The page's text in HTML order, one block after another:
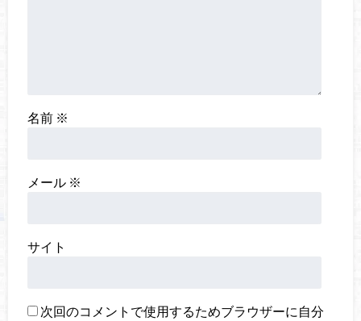
名前 ※
メール ※
サイト
次回のコメントで使用するためブラウザーに自分